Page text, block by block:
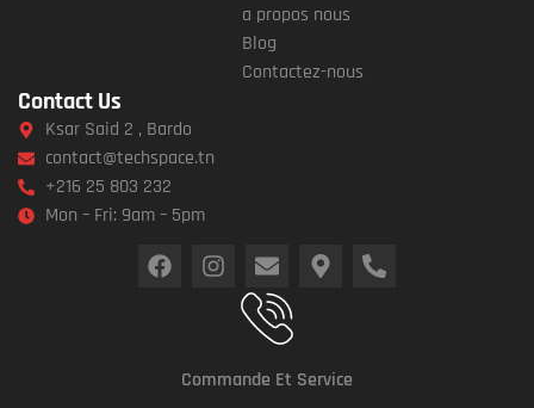
a propos nous
Blog
Contactez-nous
Contact Us
Ksar Said 2 , Bardo
contact@techspace.tn
+216 25 803 232
Mon – Fri: 9am – 5pm
Commande Et Service